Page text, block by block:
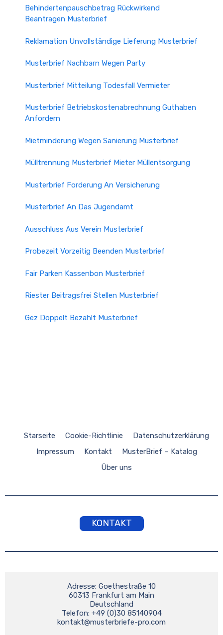
Behindertenpauschbetrag Rückwirkend
Beantragen Musterbrief
Reklamation Unvollständige Lieferung Musterbrief
Musterbrief Nachbarn Wegen Party
Musterbrief Mitteilung Todesfall Vermieter
Musterbrief Betriebskostenabrechnung Guthaben
Anfordern
Mietminderung Wegen Sanierung Musterbrief
Mülltrennung Musterbrief Mieter Müllentsorgung
Musterbrief Forderung An Versicherung
Musterbrief An Das Jugendamt
Ausschluss Aus Verein Musterbrief
Probezeit Vorzeitig Beenden Musterbrief
Fair Parken Kassenbon Musterbrief
Riester Beitragsfrei Stellen Musterbrief
Gez Doppelt Bezahlt Musterbrief
Starseite Cookie-Richtlinie
Datenschutzerklärung
Impressum
Kontakt
MusterBrief – Katalog
Über uns
KONTAKT
Adresse: Goethestraße 10
60313 Frankfurt am Main
Deutschland
Telefon: +49 (0)30 85140904
kontakt@musterbriefe-pro.com